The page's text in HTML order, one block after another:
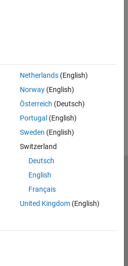
Netherlands(English)
Norway(English)
Österreich (Deutsch)
Portugal (English)
Sweden (English)
Switzerland
Deutsch
English
Français
United Kingdom(English)